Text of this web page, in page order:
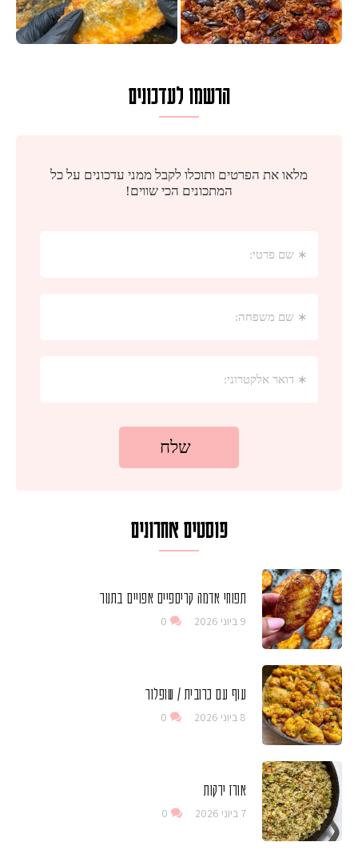
הרשמו לעדכונים
פוסטים אחרונים
תפוחי אדמה קריספיים אפויים בתנור
9 ביוני 2026 0
עוף עם כרובית / שופלור
8 ביוני 2026 0
אורז ירקות
7 ביוני 2026 0